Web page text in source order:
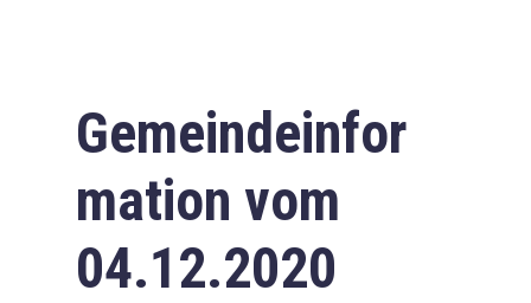
Gemeindeinfor
mation vom
04.12.2020